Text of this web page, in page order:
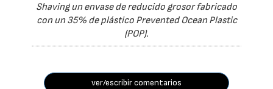
Shaving un envase de reducido grosor fabricado
con un 35% de plástico Prevented Ocean Plastic
(POP).
ver/escribir comentarios